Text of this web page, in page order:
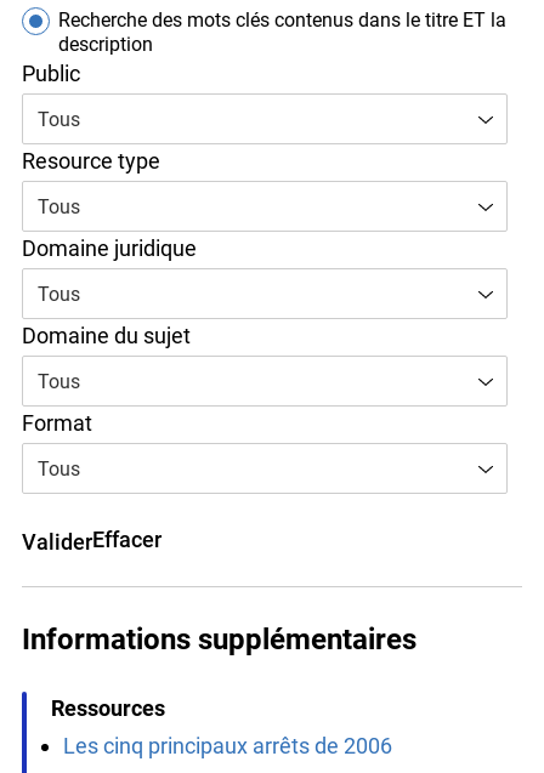
Recherche des mots clés contenus dans le titre
uniquement
Recherche des mots clés contenus dans le titre ET
la description
Public
Tous
Resource type
Tous
Domaine juridique
Tous
Domaine du sujet
Tous
Format
Tous
Informations supplémentaires
Bonne nouvelle !
Vous venez de découvrir le nouveau site Web
d’OJEN. Nous l’avons discrètement lancé en
version bêta pendant que nous testons encore de
bogues. Si vous voyez quelque chose qui ne
fonctionne pas, veuillez nous en informer à
l’adresse info@ojen.ca